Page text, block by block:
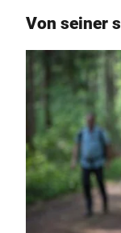
Von seiner